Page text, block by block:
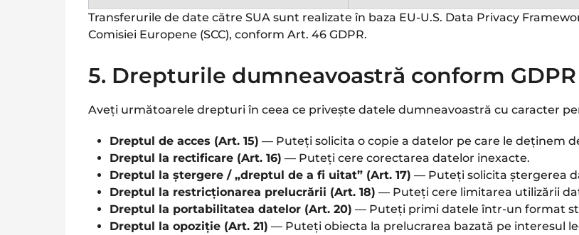
Transferurile de date către SUA sunt realizate în baza EU-U.S. Data Privacy
Comisiei Europene (SCC), conform Art. 46 GDPR.
5. Drepturile dumneavoastră conform GDPR
Aveți următoarele drepturi în ceea ce privește datele dumneavoastră cu caracter
Dreptul de acces (Art. 15) — Puteți solicita o copie a datelor pe care le deținem
Dreptul la rectificare (Art. 16) — Puteți cere corectarea datelor inexacte.
Dreptul la ștergere / „dreptul de a fi uitat” (Art. 17) — Puteți solicita ștergerea
Dreptul la restricționarea prelucrării (Art. 18) — Puteți cere limitarea utilizării
Dreptul la portabilitatea datelor (Art. 20) — Puteți primi datele într-un format
Dreptul la opoziție (Art. 21) — Puteți obiecta la prelucrarea bazată pe interesul